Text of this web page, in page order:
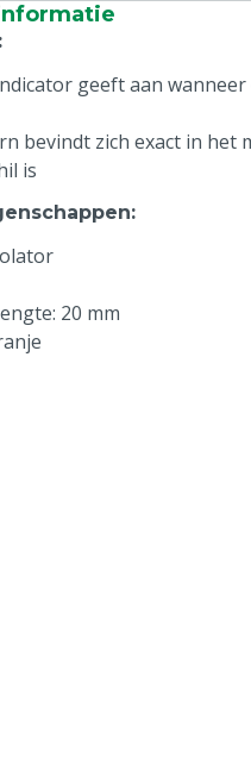
:
geeft aan
bevindt zich exact in het
is
:
20 mm